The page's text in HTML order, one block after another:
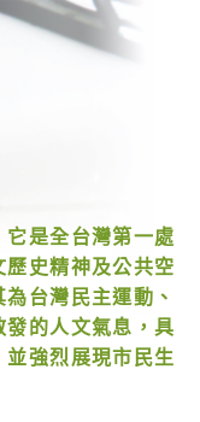
是全台灣第一處
史精神及公共空
台灣民主運動、
的人文氣息，具
強烈展現市民生